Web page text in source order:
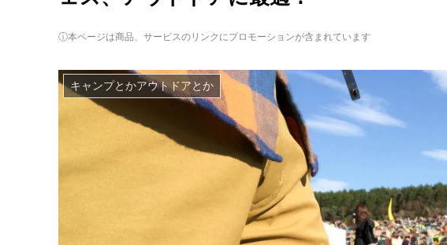
ⓘ本ページは商品、サービスのリンクにプロモーションが含まれています
キャンプとかアウトドアとか